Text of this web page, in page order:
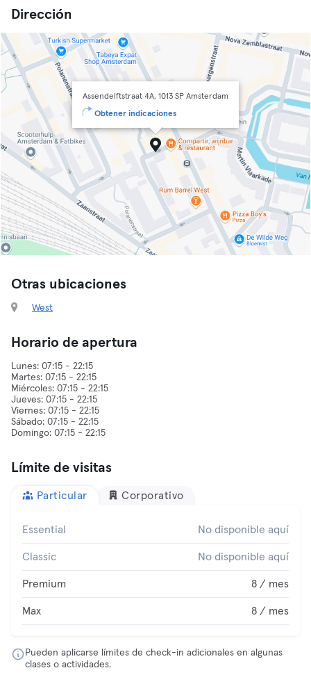
Dirección
Assendelftstraat 4A, 1013 SP Amsterdam
Obtener indicaciones
Otras ubicaciones
West
Horario de apertura
Lunes: 07:15 - 22:15
Martes: 07:15 - 22:15
Miércoles: 07:15 - 22:15
Jueves: 07:15 - 22:15
Viernes: 07:15 - 22:15
Sábado: 07:15 - 22:15
Límite de visitas
Particular Corporativo
Essential No disponible aquí
Classic No disponible aquí
Premium 8 / mes
Max 8 / mes
Pueden aplicarse límites de check-in adicionales en algunas
clases o actividades.